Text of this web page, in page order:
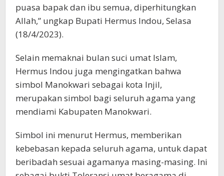
puasa bapak dan ibu semua, diperhitungkan
Allah,” ungkap Bupati Hermus Indou, Selasa
(18/4/2023).
Selain memaknai bulan suci umat Islam,
Hermus Indou juga mengingatkan bahwa
simbol Manokwari sebagai kota Injil,
merupakan simbol bagi seluruh agama yang
mendiami Kabupaten Manokwari.
Simbol ini menurut Hermus, memberikan
kebebasan kepada seluruh agama, untuk dapat
beribadah sesuai agamanya masing-masing. Ini